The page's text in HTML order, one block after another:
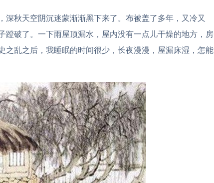
深秋天空阴沉迷蒙渐渐黑下来了。布被盖了多年，又冷又
蹬破了。一下雨屋顶漏水，屋内没有一点儿干燥的地方，房
之乱之后，我睡眠的时间很少，长夜漫漫，屋漏床湿，怎能